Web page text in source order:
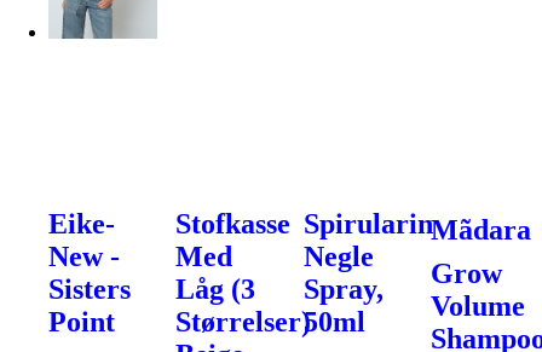
Eike-
New -
Sisters
Point
Stofkasse
Med
Låg (3
Størrelser)
Spirularin
Negle
Spray,
50ml
Mãdara
Grow
Volume